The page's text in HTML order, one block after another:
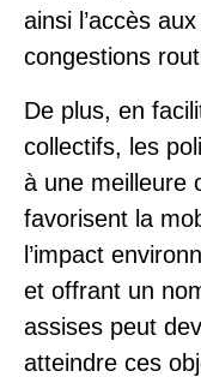
ainsi l’accès
congestions
De plus, en
collectifs, les
à une meilleure
favorisent la
l’impact
et offrant un
assises peut
atteindre ces